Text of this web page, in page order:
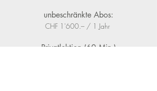
unbeschränkte Abos:
CHF 1'600.– / 1 Jahr
​Privatlektion (60 Min.)